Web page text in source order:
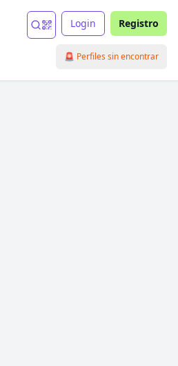
Login Registro
🚨 Perfiles sin encontrar